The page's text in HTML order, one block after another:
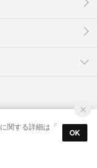
Inc.
関する詳細は「
OK